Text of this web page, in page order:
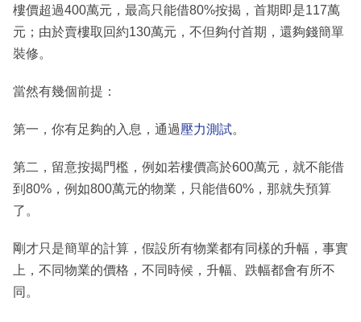
樓價超過400萬元，最高只能借80%按揭，首期即是117萬
元；由於賣樓取回約130萬元，不但夠付首期，還夠錢簡單
裝修。
當然有幾個前提：
第一，你有足夠的入息，通過壓力測試。
第二，留意按揭門檻，例如若樓價高於600萬元，就不能借
到80%，例如800萬元的物業，只能借60%，那就失預算
了。
剛才只是簡單的計算，假設所有物業都有同樣的升幅，事實
上，不同物業的價格，不同時候，升幅、跌幅都會有所不
同。